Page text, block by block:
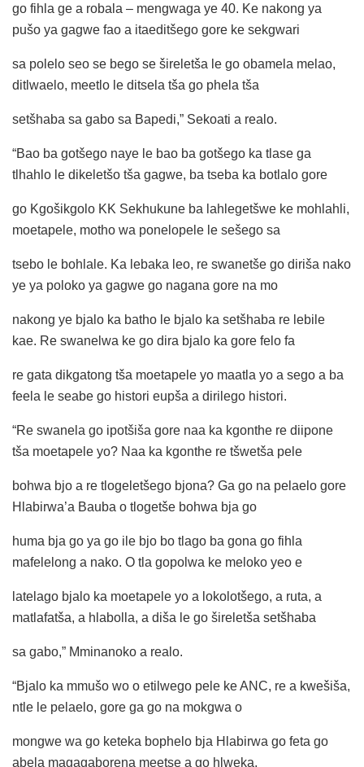
go fihla ge a robala – mengwaga ye 40. Ke nakong ya
pušo ya gagwe fao a itaeditšego gore ke sekgwari
sa polelo seo se bego se šireletša le go obamela melao,
ditlwaelo, meetlo le ditsela tša go phela tša
setšhaba sa gabo sa Bapedi,” Sekoati a realo.
“Bao ba gotšego naye le bao ba gotšego ka tlase ga
tlhahlo le dikeletšo tša gagwe, ba tseba ka botlalo gore
go Kgošikgolo KK Sekhukune ba lahlegetšwe ke mohlahli,
moetapele, motho wa ponelopele le sešego sa
tsebo le bohlale. Ka lebaka leo, re swanetše go diriša nako
ye ya poloko ya gagwe go nagana gore na mo
nakong ye bjalo ka batho le bjalo ka setšhaba re lebile
kae. Re swanelwa ke go dira bjalo ka gore felo fa
re gata dikgatong tša moetapele yo maatla yo a sego a ba
feela le seabe go histori eupša a dirilego histori.
“Re swanela go ipotšiša gore naa ka kgonthe re diipone
tša moetapele yo? Naa ka kgonthe re tšwetša pele
bohwa bjo a re tlogeletšego bjona? Ga go na pelaelo gore
Hlabirwa’a Bauba o tlogetše bohwa bja go
huma bja go ya go ile bjo bo tlago ba gona go fihla
mafelelong a nako. O tla gopolwa ke meloko yeo e
latelago bjalo ka moetapele yo a lokolotšego, a ruta, a
matlafatša, a hlabolla, a diša le go šireletša setšhaba
sa gabo,” Mminanoko a realo.
“Bjalo ka mmušo wo o etilwego pele ke ANC, re a kwešiša,
ntle le pelaelo, gore ga go na mokgwa o
mongwe wa go keteka bophelo bja Hlabirwa go feta go
abela magagaborena meetse a go hlweka,